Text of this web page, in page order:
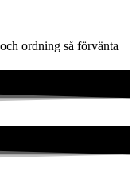
ordning så förvänta